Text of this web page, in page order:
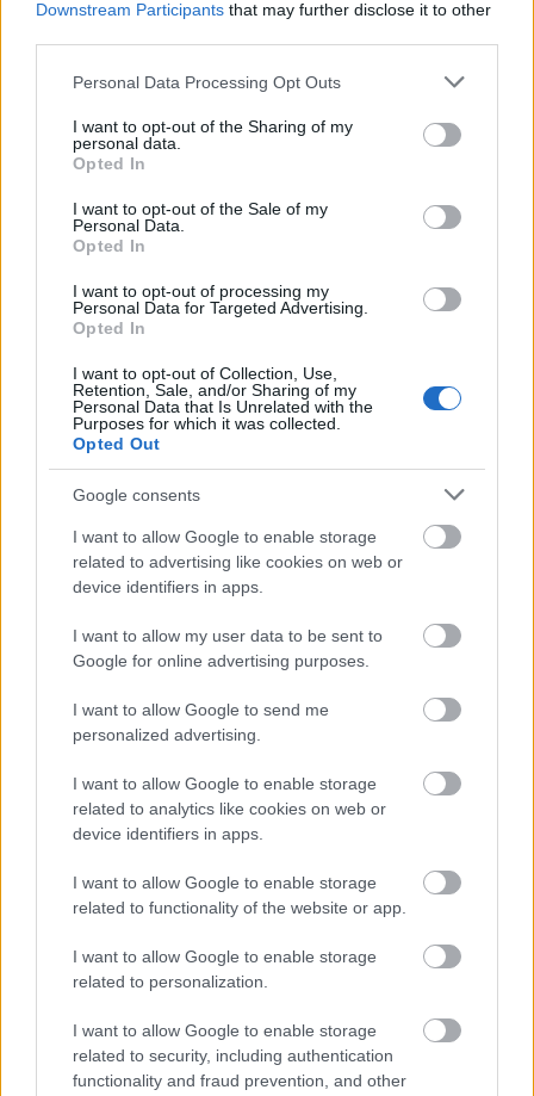
Downstream Participants that may further disclose it to other
Please note that this website/app uses one or more Google
not limited to your visit or usage behaviour. You may click to
grant or deny consent to Google and its third-party tags to
use your data for below specified purposes in below Google
consent section.
Personal Data Processing Opt Outs
I want to opt-out of the Sharing of my
personal data.
Opted In
I want to opt-out of the Sale of my
Personal Data.
Opted In
I want to opt-out of processing my
Personal Data for Targeted Advertising.
Opted In
I want to opt-out of Collection, Use,
Retention, Sale, and/or Sharing of my
Personal Data that Is Unrelated with the
Purposes for which it was collected.
Opted Out
Google consents
I want to allow Google to enable storage
related to advertising like cookies on web or
device identifiers in apps.
I want to allow my user data to be sent to
Google for online advertising purposes.
I want to allow Google to send me
personalized advertising.
I want to allow Google to enable storage
related to analytics like cookies on web or
device identifiers in apps.
I want to allow Google to enable storage
related to functionality of the website or app.
I want to allow Google to enable storage
related to personalization.
I want to allow Google to enable storage
related to security, including authentication
functionality and fraud prevention, and other
A Sarah Wiggleworth Architects
újrahasznosított anyagokat használt fel az
így a darabok „ismét értéket képviselhetnek”.
Az építész különleges világában az épületek
kirakatát motorokkal és hajtószíjakkal díszíti
majd, melyek egy sor kartondobozt
divat és a közönség közti kapcsolatot
igyekszik bemutatni. Végül, de nem utolsó
Republic együttműködéséből születő
áttetsző anyagokkal alkotott kísérlet a tér és
a fények közti kapcsolatot mutatja be. Az
transzparens anyagokon vágott lyukakon
keresztül a látogató megpillanthatja majd a
darabokat.
installációja
építészeti elemek keveredéséről, így
egyértelmű, hogy az innovatív installációkat
egy ilyen építészeti remekművekben
bővelkedő utcában mutatják be. A Fesztivál
2010. június 19-től július 4-ig látogatható.